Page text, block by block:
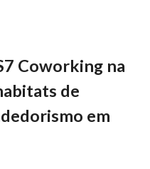
Coworking na
de
em